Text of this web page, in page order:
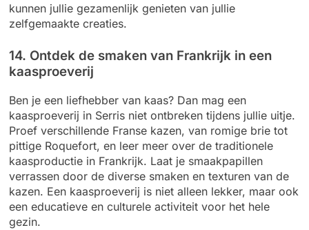
kunnen jullie gezamenlijk genieten van jullie
zelfgemaakte creaties.
14. Ontdek de smaken van Frankrijk in een
kaasproeverij
Ben je een liefhebber van kaas? Dan mag een
kaasproeverij in Serris niet ontbreken tijdens jullie uitje.
Proef verschillende Franse kazen, van romige brie tot
pittige Roquefort, en leer meer over de traditionele
kaasproductie in Frankrijk. Laat je smaakpapillen
verrassen door de diverse smaken en texturen van de
kazen. Een kaasproeverij is niet alleen lekker, maar ook
een educatieve en culturele activiteit voor het hele
gezin.